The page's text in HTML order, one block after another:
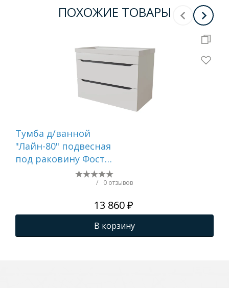
ПОХОЖИЕ ТОВАРЫ
Тумба д/ванной
"Лайн-80" подвесная
под раковину Фостер
80 (Kirovit)/Fest-80
/ 0 отзывов
13 860 ₽
В корзину